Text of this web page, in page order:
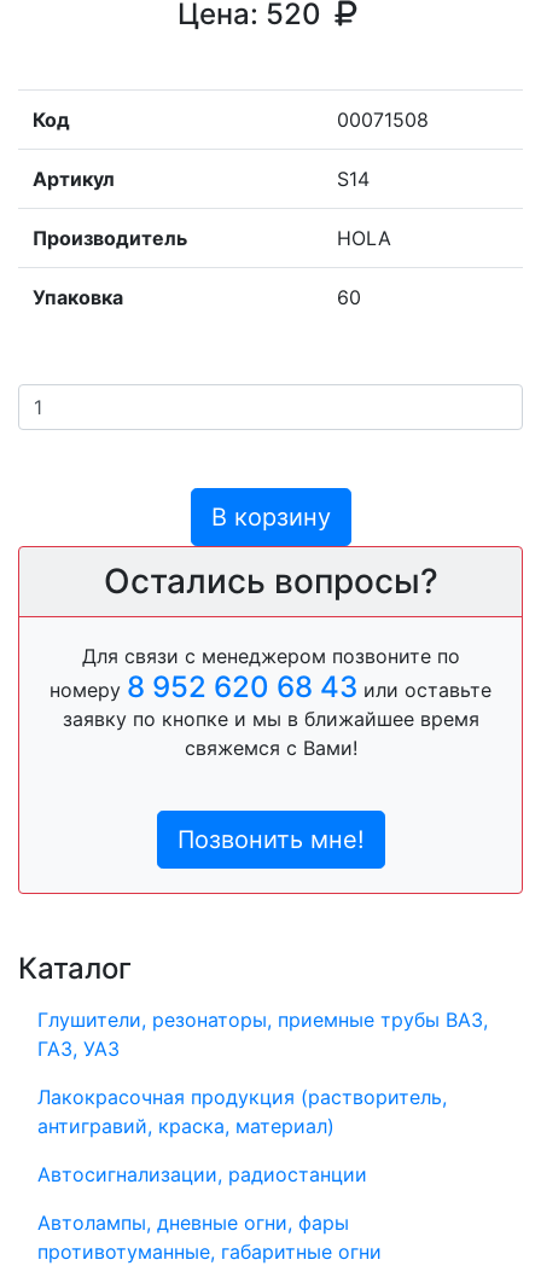
Цена: 520
Код 00071508
Артикул S14
Производитель HOLA
Упаковка 60
В корзину
Остались вопросы?
Для связи с менеджером позвоните по
номеру 8 952 620 68 43 или оставьте
заявку по кнопке и мы в ближайшее время
свяжемся с Вами!
Позвонить мне!
Каталог
Глушители, резонаторы, приемные трубы ВАЗ,
ГАЗ, УАЗ
Лакокрасочная продукция (растворитель,
антигравий, краска, материал)
Автосигнализации, радиостанции
Автолампы, дневные огни, фары
противотуманные, габаритные огни